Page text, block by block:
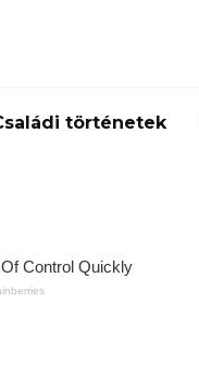
történetek